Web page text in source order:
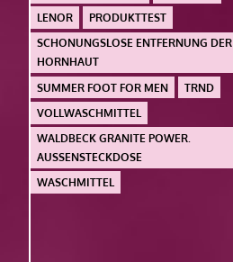
LENOR
PRODUKTTEST
SCHONUNGSLOSE ENTFERNUNG DER
HORNHAUT
SUMMER FOOT FOR MEN
TRND
VOLLWASCHMITTEL
WALDBECK GRANITE POWER.
AUSSENSTECKDOSE
WASCHMITTEL